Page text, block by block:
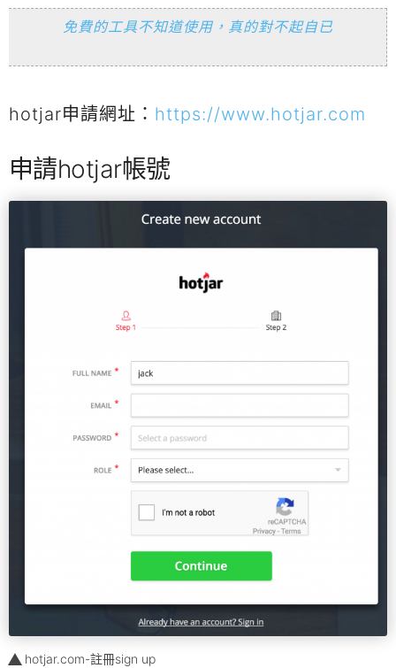
免費的工具不知道使用，真的對不起自已
hotjar申請網址： https://www.hotjar.com
申請hotjar帳號
hotjar.com-註冊sign up